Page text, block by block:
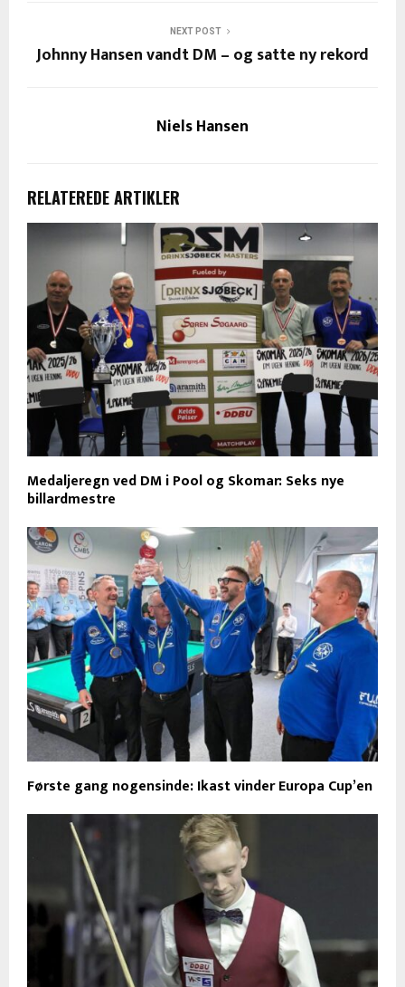
NEXT POST
Johnny Hansen vandt DM – og satte ny rekord
Niels Hansen
RELATEREDE ARTIKLER
Medaljeregn ved DM i Pool og Skomar: Seks nye
billardmestre
Første gang nogensinde: Ikast vinder Europa Cup’en